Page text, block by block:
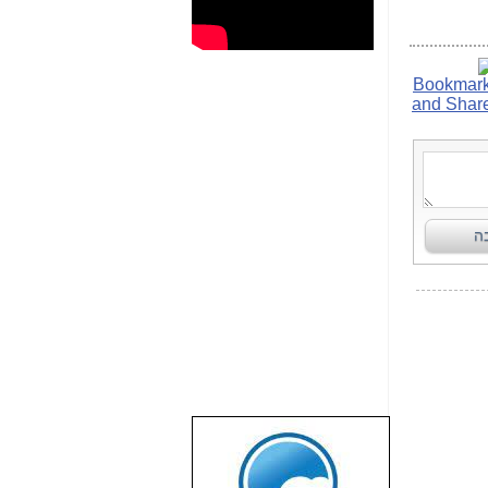
שבוע טוב לכל
הגולשים באשר